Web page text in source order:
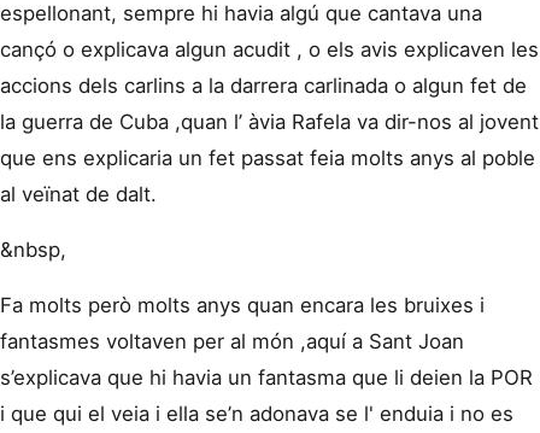
espellonant, sempre hi havia algú que cantava una
cançó o explicava algun acudit , o els avis explicaven les
accions dels carlins a la darrera carlinada o algun fet de
la guerra de Cuba ,quan l’ àvia Rafela va dir-nos al jovent
que ens explicaria un fet passat feia molts anys al poble
al veïnat de dalt.
&nbsp,
Fa molts però molts anys quan encara les bruixes i
fantasmes voltaven per al món ,aquí a Sant Joan
s’explicava que hi havia un fantasma que li deien la POR
i que qui el veia i ella se’n adonava se l' enduia i no es